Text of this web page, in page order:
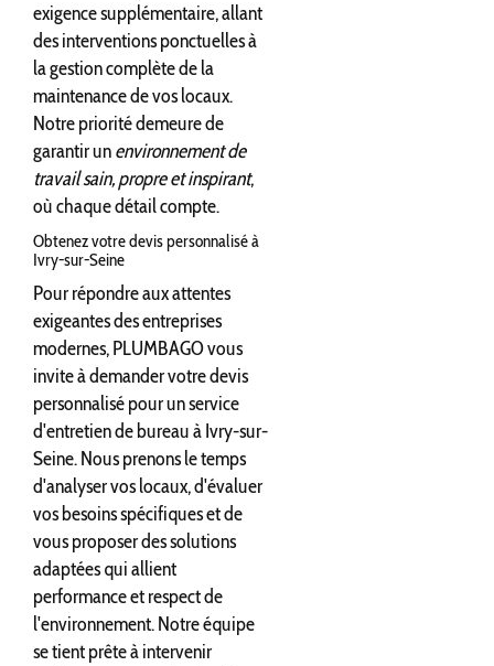
exigence supplémentaire, allant
des interventions ponctuelles à
la gestion complète de la
maintenance de vos locaux.
Notre priorité demeure de
garantir unenvironnement de
travail sain, propre et inspirant,
où chaque détail compte.
Obtenez votre devis personnalisé à
Ivry-sur-Seine
Pour répondre aux attentes
exigeantes des entreprises
modernes, PLUMBAGO vous
invite à demander votre devis
personnalisé pour un service
d'entretien de bureau à Ivry-sur-
Seine. Nous prenons le temps
d'analyser vos locaux, d'évaluer
vos besoins spécifiques et de
vous proposer des solutions
adaptées qui allient
performance et respect de
l'environnement. Notre équipe
se tient prête à intervenir